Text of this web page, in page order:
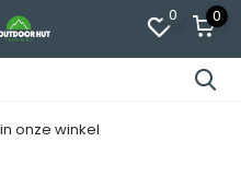
0 0
onze winkel